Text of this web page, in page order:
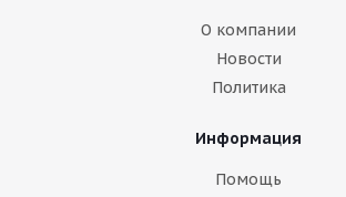
О компании
Новости
Политика
Информация
Помощь